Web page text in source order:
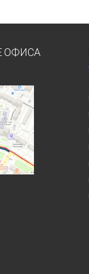
ОФИСА